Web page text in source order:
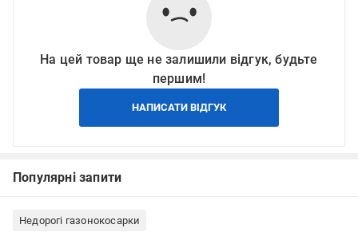
На цей товар ще не залишили відгук, будьте
першим!
НАПИСАТИ ВІДГУК
Популярні запити
Недорогі газонокосарки